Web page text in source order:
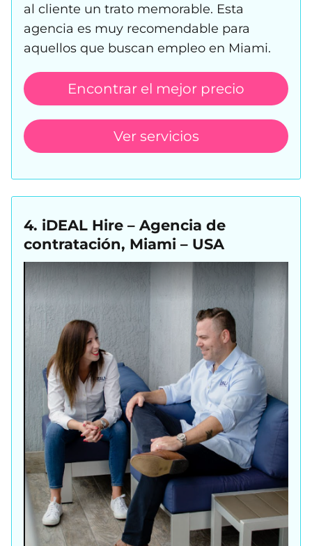
al cliente un trato memorable. Esta
agencia es muy recomendable para
aquellos que buscan empleo en Miami.
Encontrar el mejor precio
Ver servicios
4. iDEAL Hire – Agencia de
contratación, Miami – USA